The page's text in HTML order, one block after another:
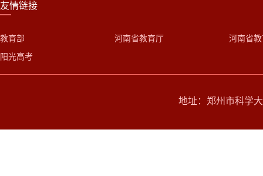
友情链接
教育部
阳光高考
河南省教育厅 河南省
地址：郑州市科学